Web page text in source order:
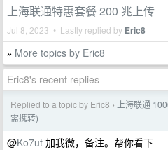
上海联通特惠套餐 200 兆上传
Jul 8, 2023 • Lastly replied by Eric8
» More topics by Eric8
Eric8's recent replies
Replied to a topic by Eric8 ›
上海联通
需携转)
@Ko7ut 加我微，备注。帮你看下